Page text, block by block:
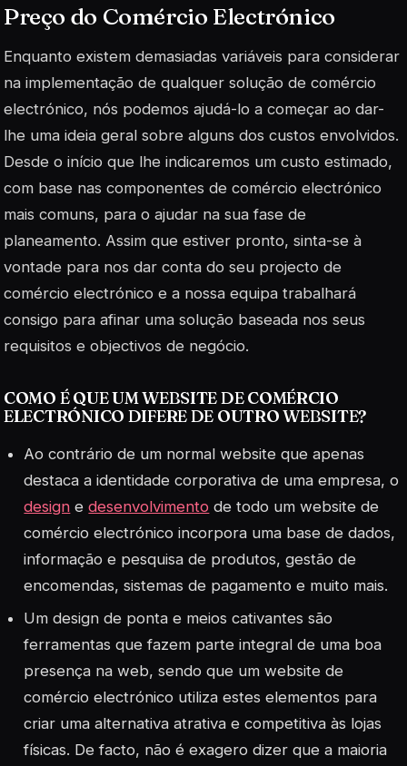
Preço do Comércio Electrónico
Enquanto existem demasiadas variáveis para considerar
na implementação de qualquer solução de comércio
electrónico, nós podemos ajudá-lo a começar ao dar-
lhe uma ideia geral sobre alguns dos custos envolvidos.
Desde o início que lhe indicaremos um custo estimado,
com base nas componentes de comércio electrónico
mais comuns, para o ajudar na sua fase de
planeamento. Assim que estiver pronto, sinta-se à
vontade para nos dar conta do seu projecto de
comércio electrónico e a nossa equipa trabalhará
consigo para afinar uma solução baseada nos seus
requisitos e objectivos de negócio.
COMO É QUE UM WEBSITE DE COMÉRCIO
ELECTRÓNICO DIFERE DE OUTRO WEBSITE?
Ao contrário de um normal website que apenas
destaca a identidade corporativa de uma empresa, o
design edesenvolvimento de todo um website de
comércio electrónico incorpora uma base de dados,
informação e pesquisa de produtos, gestão de
encomendas, sistemas de pagamento e muito mais.
Um design de ponta e meios cativantes são
ferramentas que fazem parte integral de uma boa
presença na web, sendo que um website de
comércio electrónico utiliza estes elementos para
criar uma alternativa atrativa e competitiva às lojas
físicas. De facto, não é exagero dizer que a maioria